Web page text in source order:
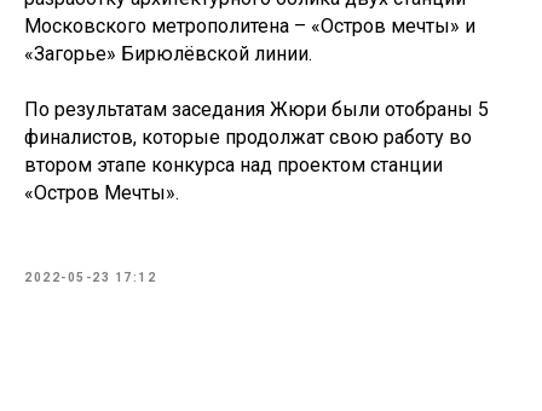
Московского метрополитена – «Остров мечты» и
«Загорье» Бирюлёвской линии.
По результатам заседания Жюри были отобраны 5
финалистов, которые продолжат свою работу во
втором этапе конкурса над проектом станции
«Остров Мечты».
2022-05-23 17:12